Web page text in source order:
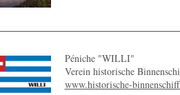
Péniche "WILLI"
Verein historische
www.historische-